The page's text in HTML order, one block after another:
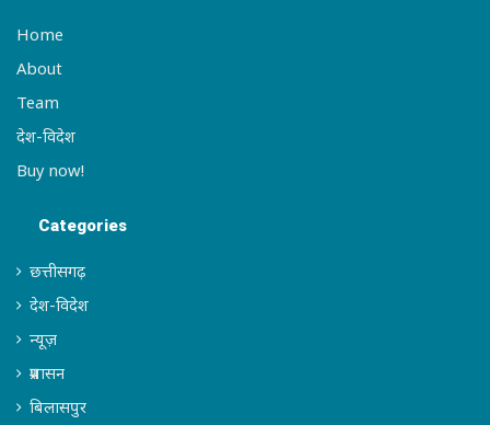
Home
About
Team
देश-विदेश
Buy now!
Categories
छत्तीसगढ़
देश-विदेश
न्यूज़
प्रशासन
बिलासपुर